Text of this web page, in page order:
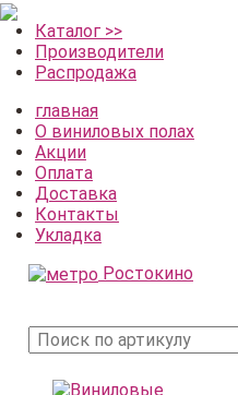
Каталог >>
Производители
Распродажа
главная
О виниловых полах
Акции
Оплата
Доставка
Контакты
Укладка
Ростокино